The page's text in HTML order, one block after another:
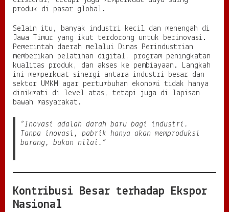
produk di pasar global.
Selain itu, banyak industri kecil dan menengah di
Jawa Timur yang ikut terdorong untuk berinovasi.
Pemerintah daerah melalui Dinas Perindustrian
memberikan pelatihan digital, program peningkatan
kualitas produk, dan akses ke pembiayaan. Langkah
ini memperkuat sinergi antara industri besar dan
sektor UMKM agar pertumbuhan ekonomi tidak hanya
dinikmati di level atas, tetapi juga di lapisan
bawah masyarakat.
“Inovasi adalah darah baru bagi industri.
Tanpa inovasi, pabrik hanya akan memproduksi
barang, bukan nilai.”
Kontribusi Besar terhadap Ekspor
Nasional